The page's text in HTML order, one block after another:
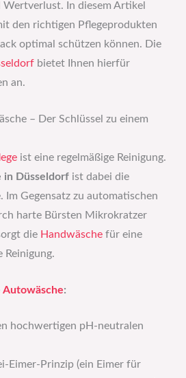
In diesem Artikel
den richtigen Pflegeprodukten
optimal schützen können. Die
bietet Ihnen hierfür
an.
– Der Schlüssel zu einem
ist eine regelmäßige Reinigung.
in Düsseldorf ist dabei die
Im Gegensatz zu automatischen
harte Bürsten Mikrokratzer
die Handwäsche für eine
Reinigung.
Autowäsche:
hochwertigen pH-neutralen
Eimer-Prinzip (ein Eimer für